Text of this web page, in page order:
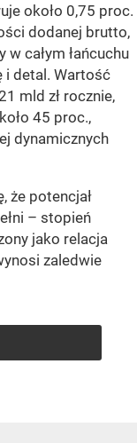
około 0,75 proc.
dodanej brutto,
całym łańcuchu
detal. Wartość
mld zł rocznie,
45 proc.,
dynamicznych
że potencjał
– stopień
jako relacja
zaledwie